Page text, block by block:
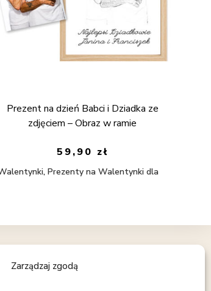
Zarządzaj zgodą
Prezent na dzień Babci i Dziadka ze
zdjęciem – Obraz w ramie
59,90 zł
,Prezenty na Walentynki dla